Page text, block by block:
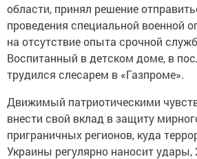
области, принял решение
проведения специальной военной
на отсутствие опыта срочной
Воспитанный в детском доме, в
трудился слесарем в «Газпроме».
Движимый патриотическими
внести свой вклад в защиту
приграничных регионов, куда
Украины регулярно наносит